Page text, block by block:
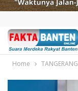
Home TANGERANG